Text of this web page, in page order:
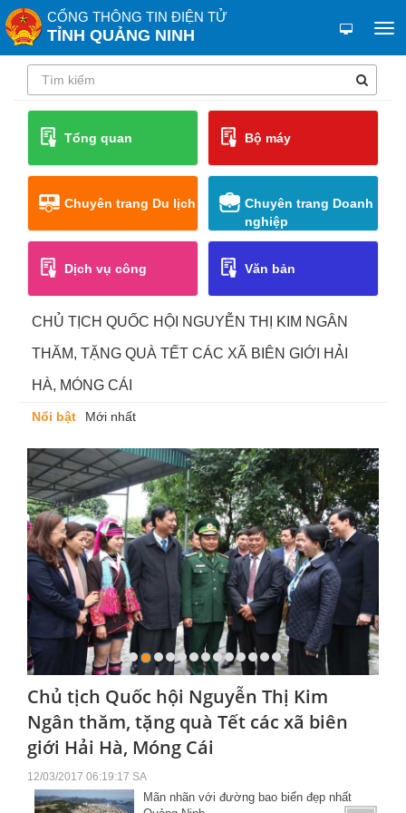
CỔNG THÔNG TIN ĐIỆN TỬ
TỈNH QUẢNG NINH
Tổng quan Bộ máy
Chuyên trang Du lịch
Chuyên trang Doanh
nghiệp
Dịch vụ công Văn bản
CHỦ TỊCH QUỐC HỘI NGUYỄN THỊ KIM NGÂN
THĂM, TẶNG QUÀ TẾT CÁC XÃ BIÊN GIỚI HẢI
HÀ, MÓNG CÁI
Nổi bật Mới nhất
Chủ tịch Quốc hội Nguyễn Thị Kim
Ngân thăm, tặng quà Tết các xã biên
giới Hải Hà, Móng Cái
12/03/2017 06:19:17 SA
Mãn nhãn với đường bao biển đẹp nhất